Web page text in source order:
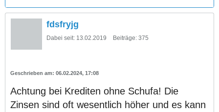
fdsfryjg
Dabei seit: 13.02.2019 Beiträge: 375
06.02.2024, 17:08
Achtung bei Krediten ohne Schufa! Die
Zinsen sind oft wesentlich höher und es kann